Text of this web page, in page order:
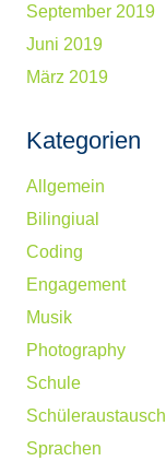
September 2019
Juni 2019
März 2019
Kategorien
Allgemein
Bilingiual
Coding
Engagement
Musik
Photography
Schule
Schüleraustausch
Sprachen